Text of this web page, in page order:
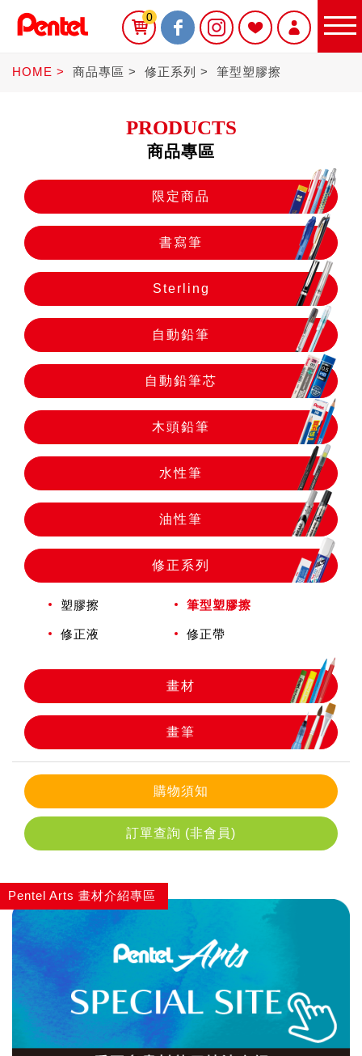
限定商品
自動鉛筆
自動鉛筆芯
木頭鉛筆
水性筆
油性筆
畫材
畫筆
0
HOME 商品專區 修正系列 筆型塑膠擦
PRODUCTS
商品專區
限定商品
書寫筆
Sterling
自動鉛筆
自動鉛筆芯
木頭鉛筆
水性筆
油性筆
修正系列
塑膠擦 筆型塑膠擦
修正液 修正帶
畫材
畫筆
購物須知
訂單查詢 (非會員)
Pentel Arts 畫材介紹專區